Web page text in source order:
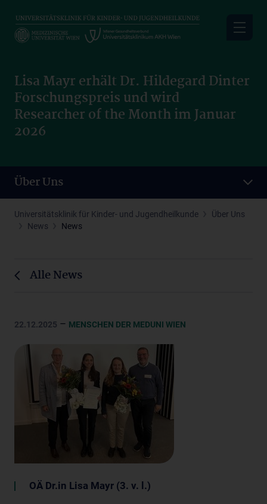
main
Lisa Mayr erhält Dr. Hildegard Dinter
Forschungspreis und wird
Researcher of the Month im Januar
2026
Über Uns
Universitätsklinik für Kinder- und Jugendheilkunde
Über Uns
News
News
Alle News
22.12.2025 – MENSCHEN DER MEDUNI WIEN
OÄ Dr.in Lisa Mayr (3. v. l.)